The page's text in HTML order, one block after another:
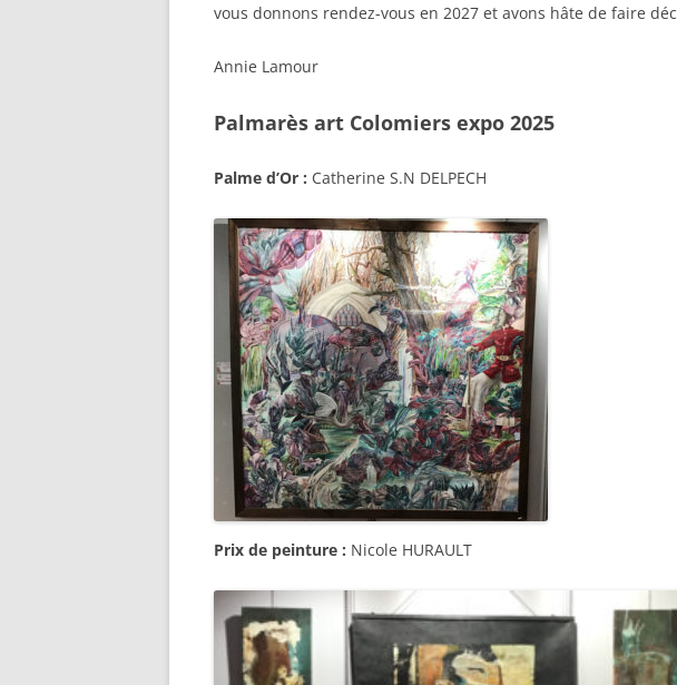
vous donnons rendez-vous en 2027 et avons hâte de faire
Annie Lamour
Palmarès art Colomiers expo 2025
Palme d’Or : Catherine S.N DELPECH
Prix de peinture : Nicole HURAULT